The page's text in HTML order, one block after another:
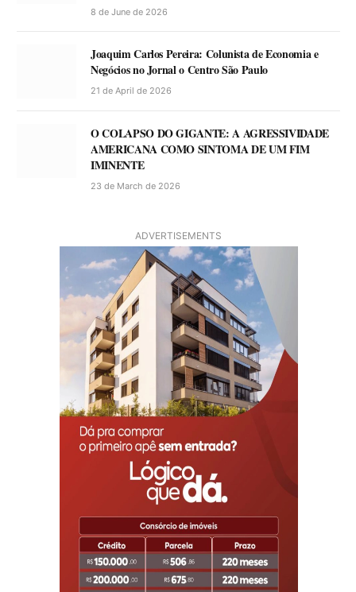
8 de June de 2026
Joaquim Carlos Pereira: Colunista de Economia e
Negócios no Jornal o Centro São Paulo
21 de April de 2026
O COLAPSO DO GIGANTE: A AGRESSIVIDADE
AMERICANA COMO SINTOMA DE UM FIM
IMINENTE
23 de March de 2026
ADVERTISEMENTS